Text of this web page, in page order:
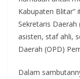
Kabupaten Blitar”
Sekretaris
asisten, staf ahli,
Daerah (OPD)
Dalam